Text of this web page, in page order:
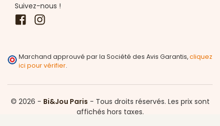
Suivez-nous !
Facebook
Marchand approuvé par la Société des Avis Garantis,cliquez
ici pour vérifier.
© 2026 - Bi&Jou Paris - Tous droits réservés. Les prix sont
affichés hors taxes.